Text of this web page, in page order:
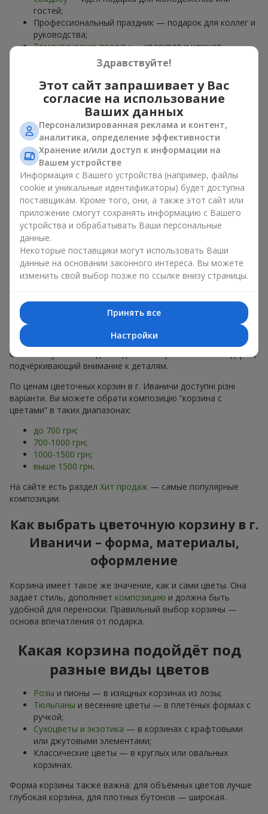
гостей;
Профессиональный праздник — подарок для коллег и
руководства;
Романтические поводы— красивая и нежная
Корпоративные события— подарок деловому
партнёру.
Цветочная корзина — универсальный подарок для любого
возраста. Стильные ручные композиции позволяют
передать любые эмоции: благодарность, восхищение,
поддержку,любовь
Виды цветочных корзин в г.
Иваничи: классика,
романтика, минимализм
Ассортимент цветочных корзин наflowers.uaвключает
варианты на любой вкус:
Классические композиции— сочетанияроз, лилий,
хризантемв строгих формах;
Минималистичные решения— натуральные формы,
акцент на цвет или текстуру.
Есть также
VIP-композиции— роскошные корзины для
особых случаев. Каждое изделие — оригинальный подарок,
подчёркивающий внимание к деталям.
По ценам цветочных корзин в г. Иваничи доступні різні
варіанти. Ви можете обрати композицію “корзина с
цветами” в таких диапазонах:
до 700 грн;
700-1000 грн;
1000-1500 грн;
выше 1500 грн.
На сайте есть раздел Хит продаж — самые популярные
композиции.
Как выбрать цветочную корзину в г.
Иваничи – форма, материалы,
оформление
Корзина имеет такое же значение, как и сами цветы. Она
задаёт стиль, дополняет композицию и должна быть
удобной для переноски. Правильный выбор корзины —
основа впечатления от подарка.
Какая корзина подойдёт под
разные виды цветов
Розы и пионы — в изящных корзинах из лозы;
Тюльпаны и весенние цветы — в плетёных формах с
ручкой;
Сухоцветы и экзотика — в корзинах с крафтовыми
или джутовыми элементами;
Классические цветы — в круглых или овальных
корзинах.
Форма корзины также важна: для объёмных цветов лучше
глубокая корзина, для плотных бутонов — широкая.
Здравствуйте!
Этот сайт запрашивает у Вас
согласие на использование
Ваших данных
Персонализированная реклама и контент,
аналитика, определение эффективности
Хранение и/или доступ к информации на
Вашем устройстве
Информация с Вашего устройства (например, файлы
cookie и уникальные идентификаторы) будет доступна
поставщикам. Кроме того, они, а также этот сайт или
приложение смогут сохранять информацию с Вашего
устройства и обрабатывать Ваши персональные
данные.
Некоторые поставщики могут использовать Ваши
данные на основании законного интереса. Вы можете
изменить свой выбор позже по ссылке внизу страницы.
Принять все
Настройки